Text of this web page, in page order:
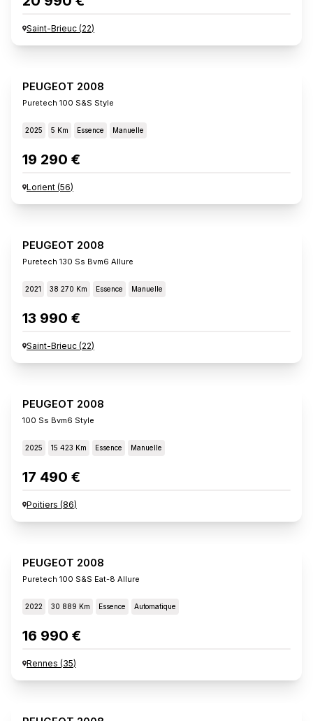
Saint-Brieuc (22)
PEUGEOT 2008
Puretech 100 S&s Style
2025 5 Km Essence Manuelle
19 290 €
Lorient (56)
PEUGEOT 2008
Puretech 130 Ss Bvm6 Allure
2021 38 270 Km Essence Manuelle
13 990 €
Saint-Brieuc (22)
PEUGEOT 2008
100 Ss Bvm6 Style
2025 15 423 Km Essence Manuelle
17 490 €
Poitiers (86)
PEUGEOT 2008
Puretech 100 S&s Eat-8 Allure
2022 30 889 Km Essence Automatique
16 990 €
Rennes (35)